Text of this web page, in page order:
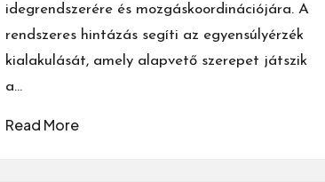
idegrendszerére és mozgáskoordinációjára. A
rendszeres hintázás segíti az egyensúlyérzék
kialakulását, amely alapvető szerepet játszik
a…
Read More